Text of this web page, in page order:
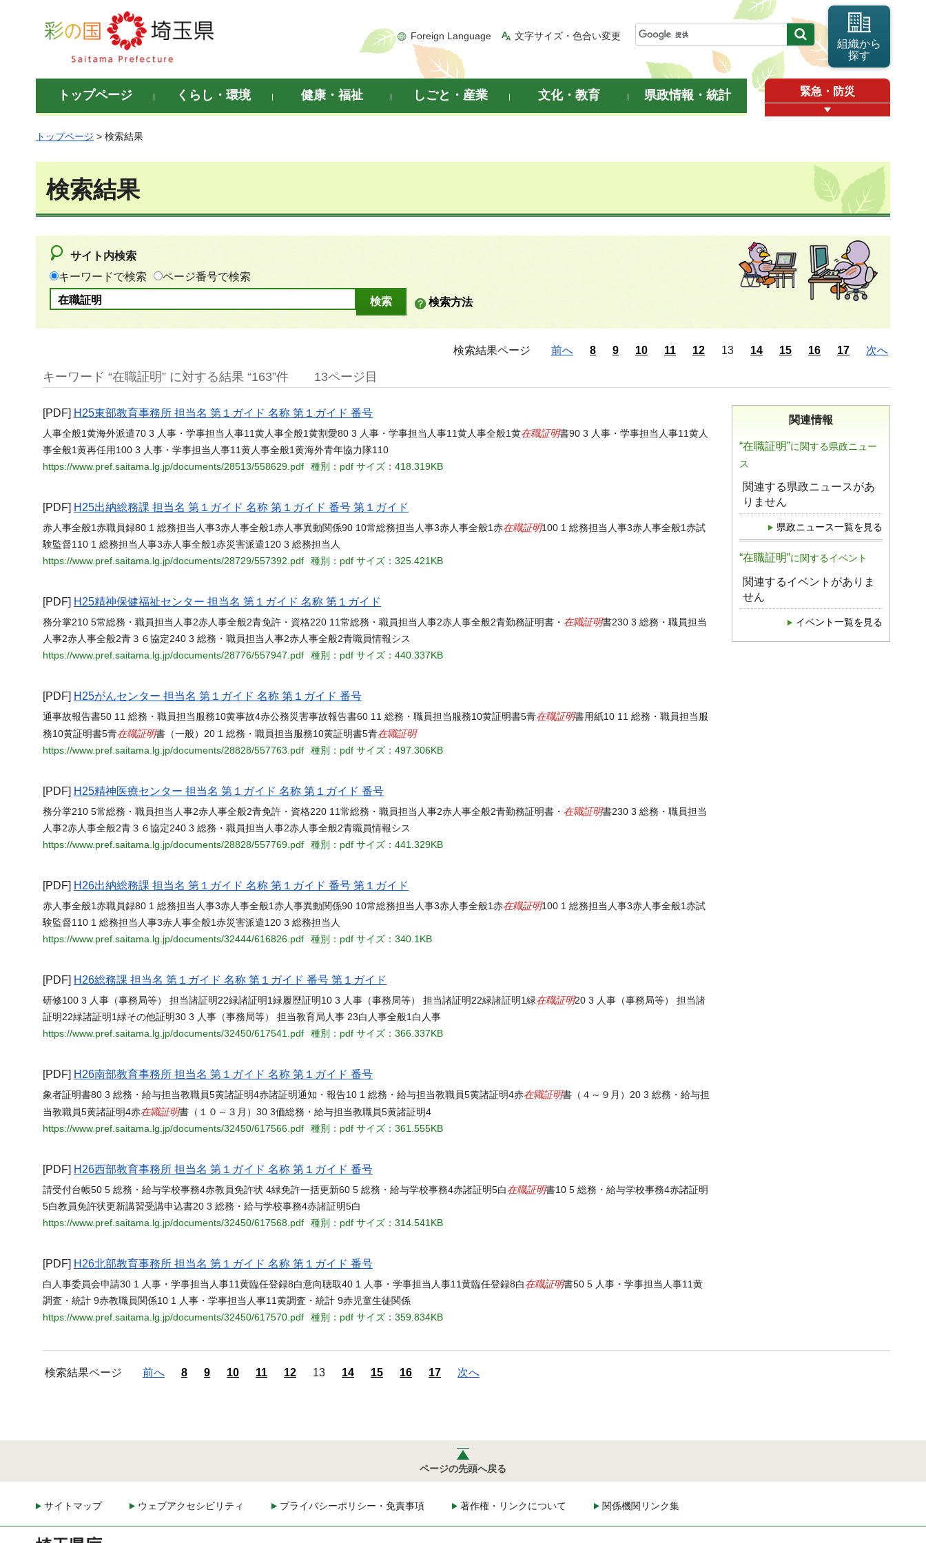
彩の国 埼玉県
Foreign Language 文字サイズ・色合い変更
組織から
探す
トップページ くらし・環境 健康・福祉 しごと・産業 文化・教育 県政情報・統計 緊急・防災
トップページ > 検索結果
検索結果
サイト内検索
キーワードで検索
ページ番号で検索
検索方法
検索結果ページ 前へ 8 9 10 11 12 13 14 15 16 17 次へ
キーワード “在職証明” に対する結果 “163”件 13ページ目
関連情報
“在職証明”に関する県政ニュー
ス
関連する県政ニュースがあ
りません
県政ニュース一覧を見る
“在職証明”に関するイベント
関連するイベントがありま
せん
イベント一覧を見る
[PDF] H25東部教育事務所 担当名 第１ガイド 名称 第１ガイド 番号
人事全般1黄海外派遣70 3 人事・学事担当人事11黄人事全般1黄割愛80 3 人事・学事担当人事11黄人事全般1黄在職証明書90 3 人事・学事担当人事11黄人
事全般1黄再任用100 3 人事・学事担当人事11黄人事全般1黄海外青年協力隊110
https://www.pref.saitama.lg.jp/documents/28513/558629.pdf
種別：pdf サイズ：418.319KB
[PDF] H25出納総務課 担当名 第１ガイド 名称 第１ガイド 番号 第１ガイド
赤人事全般1赤職員録80 1 総務担当人事3赤人事全般1赤人事異動関係90 10常総務担当人事3赤人事全般1赤在職証明100 1 総務担当人事3赤人事全般1赤試
験監督110 1 総務担当人事3赤人事全般1赤災害派遣120 3 総務担当人
https://www.pref.saitama.lg.jp/documents/28729/557392.pdf
種別：pdf サイズ：325.421KB
[PDF] H25精神保健福祉センター 担当名 第１ガイド 名称 第１ガイド
務分掌210 5常総務・職員担当人事2赤人事全般2青免許・資格220 11常総務・職員担当人事2赤人事全般2青勤務証明書・ 在職証明書230 3 総務・職員担当
人事2赤人事全般2青３６協定240 3 総務・職員担当人事2赤人事全般2青職員情報シス
https://www.pref.saitama.lg.jp/documents/28776/557947.pdf
種別：pdf サイズ：440.337KB
[PDF] H25がんセンター 担当名 第１ガイド 名称 第１ガイド 番号
通事故報告書50 11 総務・職員担当服務10黄事故4赤公務災害事故報告書60 11 総務・職員担当服務10黄証明書5青在職証明書用紙10 11 総務・職員担当服
務10黄証明書5青在職証明書（一般）20 1 総務・職員担当服務10黄証明書5青在職証明
https://www.pref.saitama.lg.jp/documents/28828/557763.pdf 種別：pdf サイズ：497.306KB
[PDF] H25精神医療センター 担当名 第１ガイド 名称 第１ガイド 番号
務分掌210 5常総務・職員担当人事2赤人事全般2青免許・資格220 11常総務・職員担当人事2赤人事全般2青勤務証明書・ 在職証明書230 3 総務・職員担当
人事2赤人事全般2青３６協定240 3 総務・職員担当人事2赤人事全般2青職員情報シス
https://www.pref.saitama.lg.jp/documents/28828/557769.pdf
種別：pdf サイズ：441.329KB
[PDF] H26出納総務課 担当名 第１ガイド 名称 第１ガイド 番号 第１ガイド
赤人事全般1赤職員録80 1 総務担当人事3赤人事全般1赤人事異動関係90 10常総務担当人事3赤人事全般1赤在職証明100 1 総務担当人事3赤人事全般1赤試
験監督110 1 総務担当人事3赤人事全般1赤災害派遣120 3 総務担当人
https://www.pref.saitama.lg.jp/documents/32444/616826.pdf
種別：pdf サイズ：340.1KB
[PDF] H26総務課 担当名 第１ガイド 名称 第１ガイド 番号 第１ガイド
研修100 3 人事（事務局等） 担当諸証明22緑諸証明1緑履歴証明10 3 人事（事務局等） 担当諸証明22緑諸証明1緑在職証明20 3 人事（事務局等） 担当諸
証明22緑諸証明1緑その他証明30 3 人事（事務局等） 担当教育局人事 23白人事全般1白人事
https://www.pref.saitama.lg.jp/documents/32450/617541.pdf
種別：pdf サイズ：366.337KB
[PDF] H26南部教育事務所 担当名 第１ガイド 名称 第１ガイド 番号
象者証明書80 3 総務・給与担当教職員5黄諸証明4赤諸証明通知・報告10 1 総務・給与担当教職員5黄諸証明4赤在職証明書（４～９月）20 3 総務・給与担
当教職員5黄諸証明4赤在職証明書（１０～３月）30 3価総務・給与担当教職員5黄諸証明4
https://www.pref.saitama.lg.jp/documents/32450/617566.pdf
種別：pdf サイズ：361.555KB
[PDF] H26西部教育事務所 担当名 第１ガイド 名称 第１ガイド 番号
請受付台帳50 5 総務・給与学校事務4赤教員免許状 4緑免許一括更新60 5 総務・給与学校事務4赤諸証明5白 在職証明書10 5 総務・給与学校事務4赤諸証明
5白教員免許状更新講習受講申込書20 3 総務・給与学校事務4赤諸証明5白
https://www.pref.saitama.lg.jp/documents/32450/617568.pdf
種別：pdf サイズ：314.541KB
[PDF] H26北部教育事務所 担当名 第１ガイド 名称 第１ガイド 番号
白人事委員会申請30 1 人事・学事担当人事11黄臨任登録8白意向聴取40 1 人事・学事担当人事11黄臨任登録8白 在職証明書50 5 人事・学事担当人事11黄
調査・統計 9赤教職員関係10 1 人事・学事担当人事11黄調査・統計 9赤児童生徒関係
https://www.pref.saitama.lg.jp/documents/32450/617570.pdf
種別：pdf サイズ：359.834KB
検索結果ページ 前へ 8 9 10 11 12 13 14 15 16 17 次へ
ページの先頭へ戻る
サイトマップ ウェブアクセシビリティ プライバシーポリシー・免責事項 著作権・リンクについて 関係機関リンク集